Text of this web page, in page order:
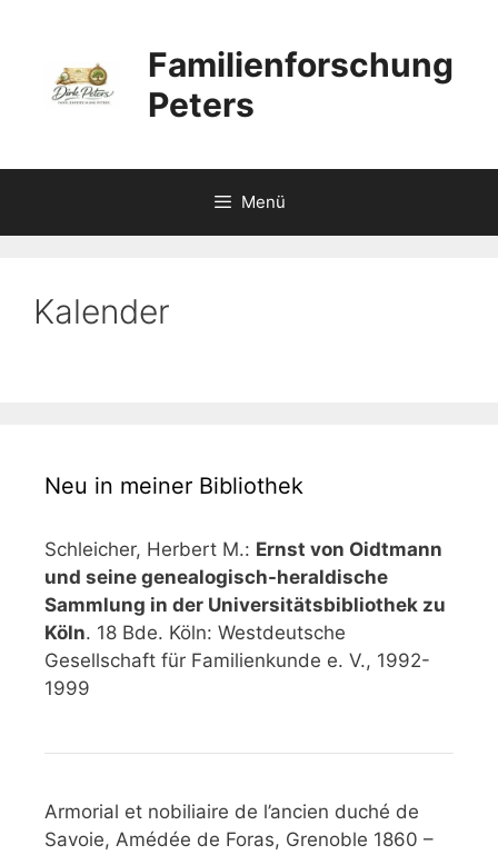
springen
Familienforschung
Peters
Menü
Kalender
Neu in meiner Bibliothek
Schleicher, Herbert M.: Ernst von Oidtmann
und seine genealogisch-heraldische
Sammlung in der Universitätsbibliothek zu
Köln. 18 Bde. Köln: Westdeutsche
Gesellschaft für Familienkunde e. V., 1992-
1999
Armorial et nobiliaire de l’ancien duché de
Savoie, Amédée de Foras, Grenoble 1860 –